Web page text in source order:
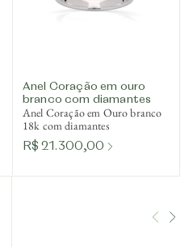
Anel Coração em ouro
branco com diamantes
Anel Coração em Ouro branco
18k com diamantes
R$ 21.300,00